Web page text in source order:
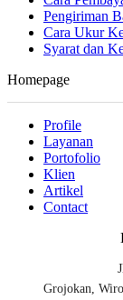
Pengiriman
Cara Ukur
Syarat dan
Homepage
Profile
Layanan
Portofolio
Klien
Artikel
Contact
Grojokan,